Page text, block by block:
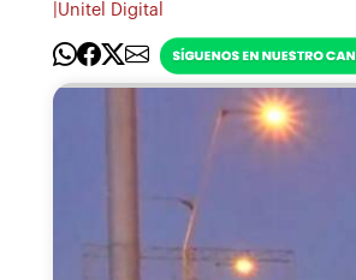
Unitel Digital